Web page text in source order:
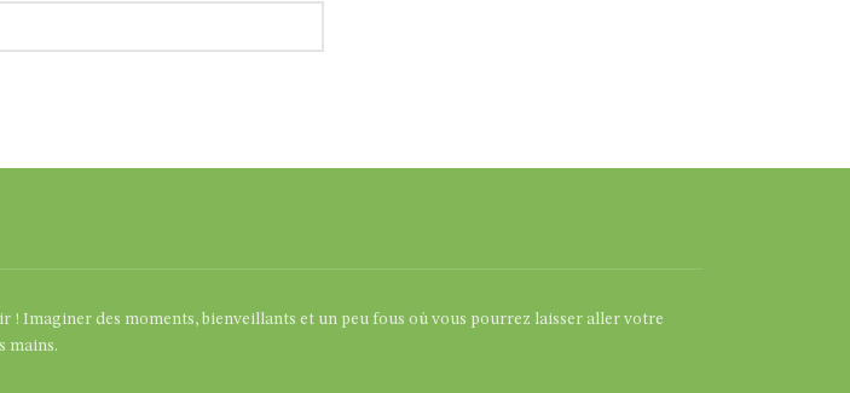
! Imaginer des moments, bienveillants et un peu fous où vous pourrez laisser aller votre
mains.